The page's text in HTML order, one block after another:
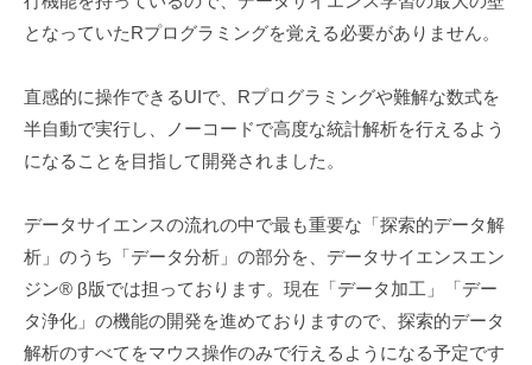
となっていたRプログラミングを覚える必要がありません。
直感的に操作できるUIで、Rプログラミングや難解な数式を
半自動で実行し、ノーコードで高度な統計解析を行えるよう
になることを目指して開発されました。
データサイエンスの流れの中で最も重要な「探索的データ解
析」のうち「データ分析」の部分を、データサイエンスエン
ジン® β版では担っております。現在「データ加工」「デー
タ浄化」の機能の開発を進めておりますので、探索的データ
解析のすべてをマウス操作のみで行えるようになる予定です